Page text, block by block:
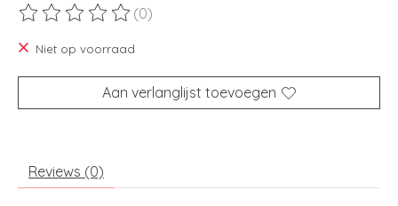
De beoordeling van dit product is
(0)
Niet op voorraad
Aan verlanglijst toevoegen
Reviews (0)